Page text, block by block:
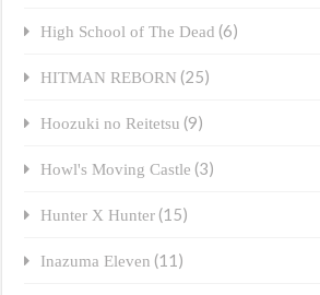
High School of The Dead (6)
HITMAN REBORN (25)
Hoozuki no Reitetsu (9)
Howl's Moving Castle (3)
Hunter X Hunter (15)
Inazuma Eleven (11)